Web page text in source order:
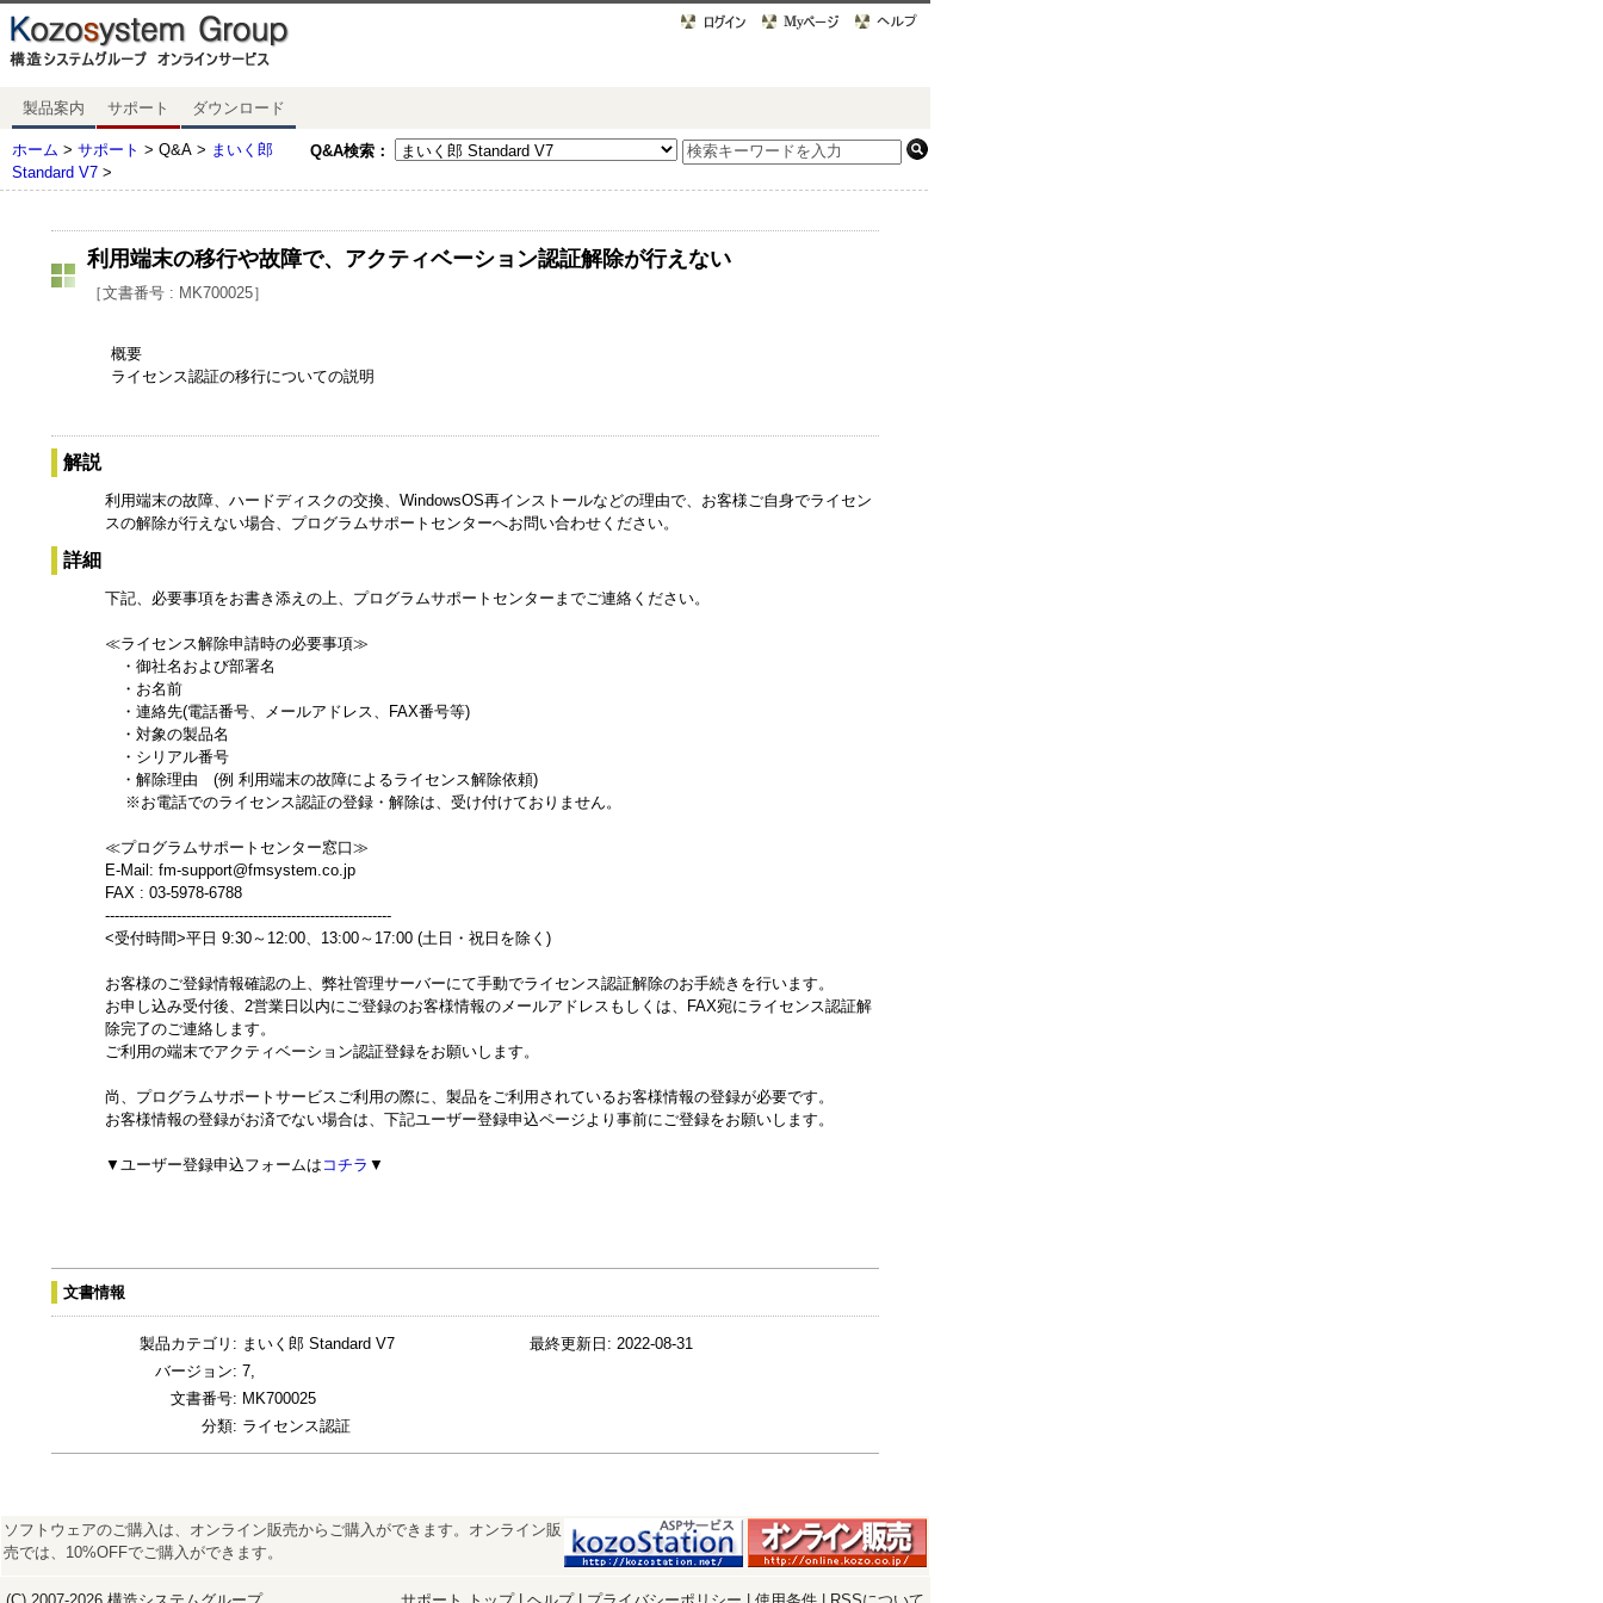
製品案内 サポート ダウンロード
Q&A検索：
ホーム > サポート > Q&A > まいく郎
Standard V7 >
利用端末の移行や故障で、アクティベーション認証解除が行えない
［文書番号 : MK700025］
概要
ライセンス認証の移行についての説明
解説
利用端末の故障、ハードディスクの交換、WindowsOS再インストールなどの理由で、お客様ご自身でライセン
スの解除が行えない場合、プログラムサポートセンターへお問い合わせください。
詳細
下記、必要事項をお書き添えの上、プログラムサポートセンターまでご連絡ください。
≪ライセンス解除申請時の必要事項≫
・御社名および部署名
・お名前
・連絡先(電話番号、メールアドレス、FAX番号等)
・対象の製品名
・シリアル番号
・解除理由 (例 利用端末の故障によるライセンス解除依頼)
※お電話でのライセンス認証の登録・解除は、受け付けておりません。
≪プログラムサポートセンター窓口≫
E-Mail: fm-support@fmsystem.co.jp
FAX : 03-5978-6788
------------------------------------------------------------
<受付時間>平日 9:30～12:00、13:00～17:00 (土日・祝日を除く)
お客様のご登録情報確認の上、弊社管理サーバーにて手動でライセンス認証解除のお手続きを行います。
お申し込み受付後、2営業日以内にご登録のお客様情報のメールアドレスもしくは、FAX宛にライセンス認証解
除完了のご連絡します。
ご利用の端末でアクティベーション認証登録をお願いします。
尚、プログラムサポートサービスご利用の際に、製品をご利用されているお客様情報の登録が必要です。
お客様情報の登録がお済でない場合は、下記ユーザー登録申込ページより事前にご登録をお願いします。
▼ユーザー登録申込フォームは コチラ ▼
文書情報
製品カテゴリ: まいく郎 Standard V7 最終更新日: 2022-08-31
バージョン: 7,
文書番号: MK700025
分類: ライセンス認証
ソフトウェアのご購入は、オンライン販売からご購入ができます。オンライン販
売では、10%OFFでご購入ができます。